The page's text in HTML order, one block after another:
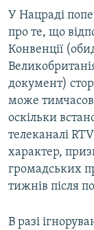
У Нацраді
про те, що
Конвенції
документ)
може
оскільки
телеканалі
характер,
громадських
тижнів після
В разі